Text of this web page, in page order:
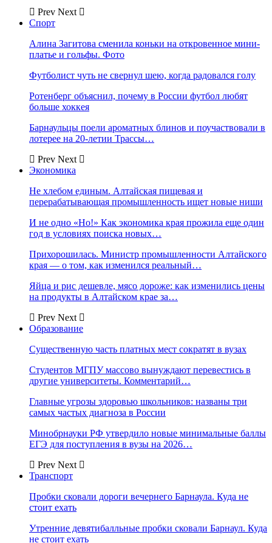
Prev Next
Спорт
Алина Загитова сменила коньки на откровенное мини-
платье и гольфы. Фото
Футболист чуть не свернул шею, когда радовался голу
Ротенберг объяснил, почему в России футбол любят
больше хоккея
Барнаульцы поели ароматных блинов и поучаствовали в
лотерее на 20-летии Трассы…
Prev Next
Экономика
Не хлебом единым. Алтайская пищевая и
перерабатывающая промышленность ищет новые ниши
И не одно «Но!» Как экономика края прожила еще один
год в условиях поиска новых…
Прихорошилась. Министр промышленности Алтайского
края — о том, как изменился реальный…
Яйца и рис дешевле, мясо дороже: как изменились цены
на продукты в Алтайском крае за…
Prev Next
Образование
Существенную часть платных мест сократят в вузах
Студентов МГПУ массово вынуждают перевестись в
другие университеты. Комментарий…
Главные угрозы здоровью школьников: названы три
самых частых диагноза в России
Минобрнауки РФ утвердило новые минимальные баллы
ЕГЭ для поступления в вузы на 2026…
Prev Next
Транспорт
Пробки сковали дороги вечернего Барнаула. Куда не
стоит ехать
Утренние девятибалльные пробки сковали Барнаул. Куда
не стоит ехать